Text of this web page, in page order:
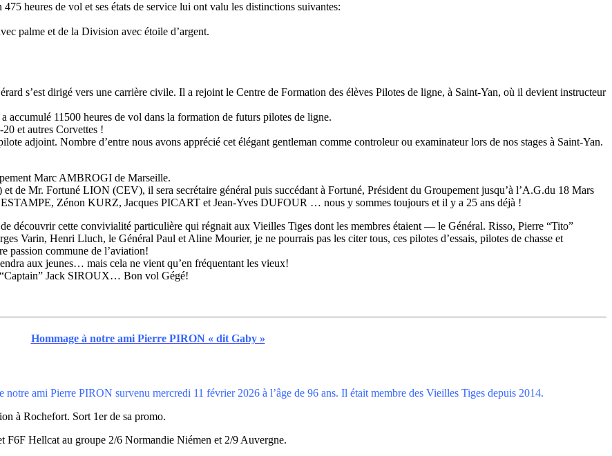
heures de vol et ses états de service lui ont valu les distinctions suivantes:
palme et de la Division avec étoile d’argent.
s’est dirigé vers une carrière civile. Il a rejoint le Centre de Formation des élèves Pilotes de ligne, à Saint-Yan, où il devient instructeur
accumulé 11500 heures de vol dans la formation de futurs pilotes de ligne.
et autres Corvettes !
adjoint. Nombre d’entre nous avons apprécié cet élégant gentleman comme controleur ou examinateur lors de nos stages à Saint-Yan.
Marc AMBROGI de Marseille.
de Mr. Fortuné LION (CEV), il sera secrétaire général puis succédant à Fortuné, Président du Groupement jusqu’à l’A.G.du 18 Mars
Zénon KURZ, Jacques PICART et Jean-Yves DUFOUR … nous y sommes toujours et il y a 25 ans déjà !
découvrir cette convivialité particulière qui régnait aux Vieilles Tiges dont les membres étaient — le Général. Risso, Pierre “Tito”
Varin, Henri Lluch, le Général Paul et Aline Mourier, je ne pourrais pas les citer tous, ces pilotes d’essais, pilotes de chasse et
passion commune de l’aviation!
aux jeunes… mais cela ne vient qu’en fréquentant les vieux!
“Captain” Jack SIROUX… Bon vol Gégé!
Hommage à notre ami Pierre PIRON « dit Gaby »
notre ami Pierre PIRON survenu mercredi 11 février 2026 à l’âge de 96 ans. Il était membre des Vieilles Tiges depuis 2014.
à Rochefort. Sort 1er de sa promo.
Hellcat au groupe 2/6 Normandie Niémen et 2/9 Auvergne.